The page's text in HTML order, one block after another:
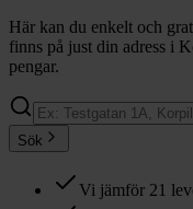
Här kan du enkelt och
finns på just din adress i
pengar.
Sök
Vi jämför 21